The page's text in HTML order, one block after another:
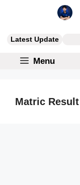
Latest Update
Menu
Matric